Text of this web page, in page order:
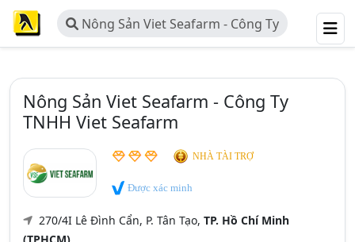
Nông Sản Viet Seafarm - Công Ty
TNHH Viet Seafarm
Nông Sản Viet Seafarm - Công Ty
TNHH Viet Seafarm
NHÀ TÀI TRỢ
Được xác minh
270/4I Lê Đình Cẩn, P. Tân Tạo, TP. Hồ Chí Minh